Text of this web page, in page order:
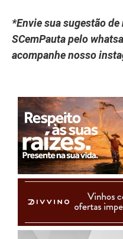
*Envie sua sugestão
SCemPauta pelo
acompanhe nosso